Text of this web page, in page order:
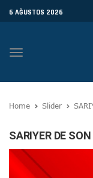
6 AĞUSTOS 2026
Toggle
Home Slider
SARIYER DE